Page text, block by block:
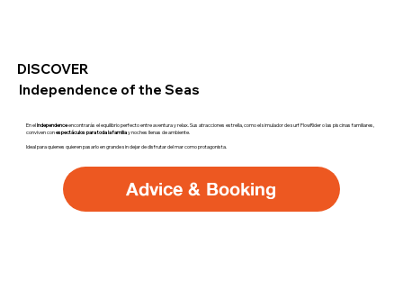
DISCOVER
Independence of the Seas
En elIndependenceencontrarás el equilibrio perfecto entre aventura y relax. Sus atracciones estrella, como el simulador de surf FlowRider o las piscinas familiares,
conviven conespectáculos para toda la familiay noches llenas de ambiente.
Ideal para quienes quieren pasarlo en grande sin dejar de disfrutar del mar como protagonista.
Advice & Booking